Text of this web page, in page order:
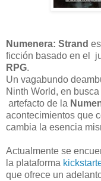
Numenera: Strand
ficción basado en el
RPG.
Un vagabundo
Ninth World, en
artefacto de la
acontecimientos que
cambia la esencia
Actualmente se
la plataforma
que ofrece un